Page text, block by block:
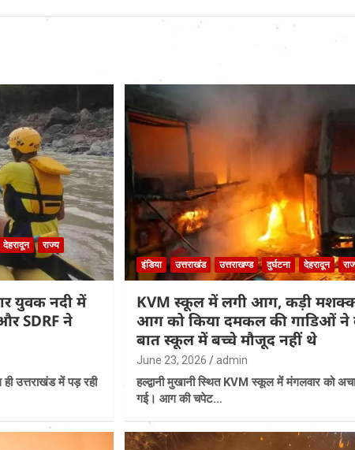
in
देहरादून
राज्य
युवक नदी में
SDRF ने
उत्तराखंड में पड़ रही
इंडिया उत्तराखंड उत्तराखण्ड दुर्घटना देहरादून
KVM स्कूल में लगी आग, कड़ी
आग को किया दमकल की गाडिओं ने
बात स्कूल में बच्चे मौजूद नहीं थे
June 23, 2026 admin
हल्द्वानी मुखानी स्थित KVM स्कूल में मंगलवार को
गई। आग की चपेट…